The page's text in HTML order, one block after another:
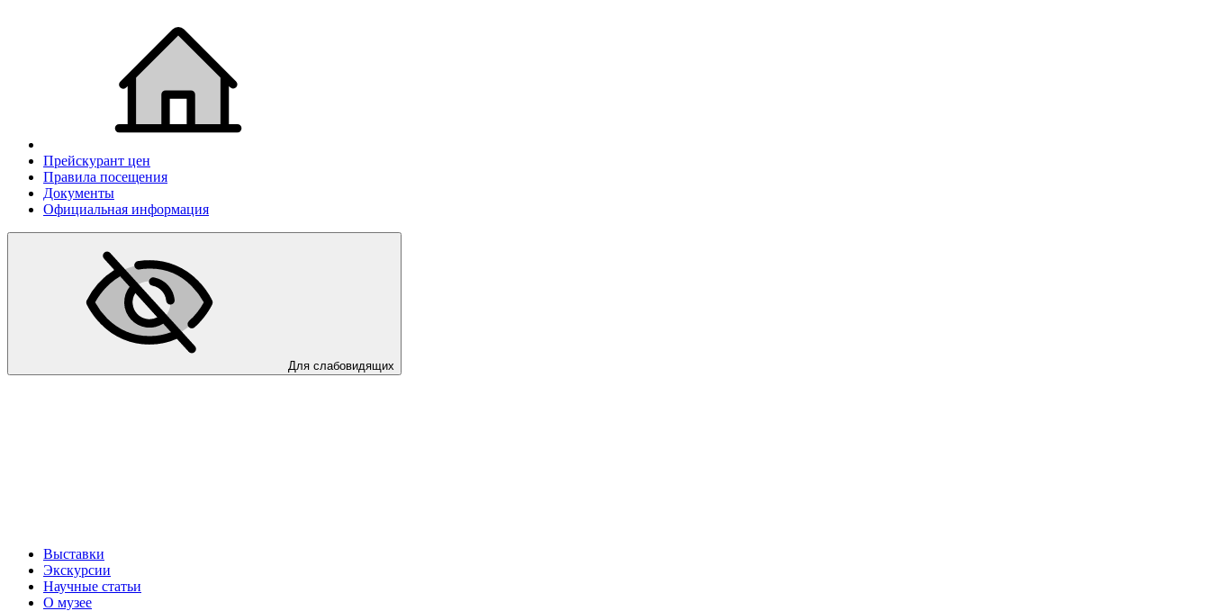
Прейскурант цен
Правила посещения
Документы
Официальная информация
Для слабовидящих
Выставки
Экскурсии
Научные статьи
О музее